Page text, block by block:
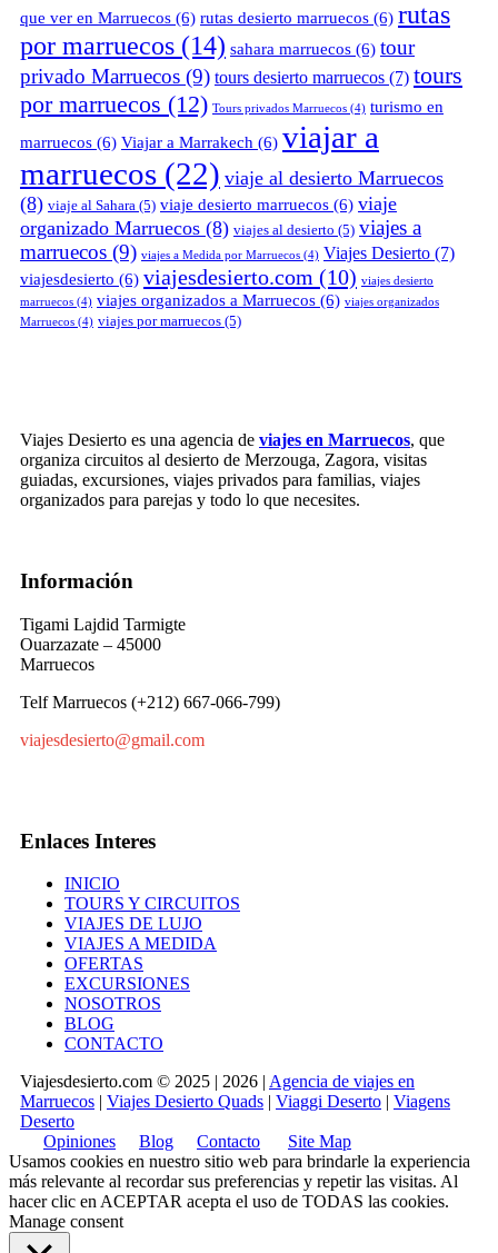
que ver en Marruecos (6) rutas desierto marruecos (6) rutas
por marruecos (14) sahara marruecos (6) tour
privado Marruecos (9) tours desierto marruecos (7) tours
por marruecos (12) Tours privados Marruecos (4) turismo en
marruecos (6) Viajar a Marrakech (6) viajar a
marruecos (22) viaje al desierto Marruecos
(8) viaje al Sahara (5) viaje desierto marruecos (6) viaje
organizado Marruecos (8) viajes al desierto (5) viajes a
marruecos (9) viajes a Medida por Marruecos (4) Viajes Desierto (7)
viajesdesierto (6) viajesdesierto.com (10) viajes desierto
marruecos (4) viajes organizados a Marruecos (6) viajes organizados
Marruecos (4) viajes por marruecos (5)
Viajes Desierto es una agencia de viajes en Marruecos, que
organiza circuitos al desierto de Merzouga, Zagora, visitas
guiadas, excursiones, viajes privados para familias, viajes
organizados para parejas y todo lo que necesites.
Información
Tigami Lajdid Tarmigte
Ouarzazate – 45000
Marruecos
Telf Marruecos (+212) 667-066-799)
viajesdesierto@gmail.com
Enlaces Interes
INICIO
TOURS Y CIRCUITOS
VIAJES DE LUJO
VIAJES A MEDIDA
OFERTAS
EXCURSIONES
NOSOTROS
BLOG
CONTACTO
Viajesdesierto.com © 2025 | 2026 | Agencia de viajes en
Marruecos | Viajes Desierto Quads | Viaggi Deserto | Viagens
Deserto
Opiniones
Blog Contacto
Site Map
Usamos cookies en nuestro sitio web para brindarle la experiencia
más relevante al recordar sus preferencias y repetir las visitas. Al
hacer clic en ACEPTAR acepta el uso de TODAS las cookies.
Manage consent